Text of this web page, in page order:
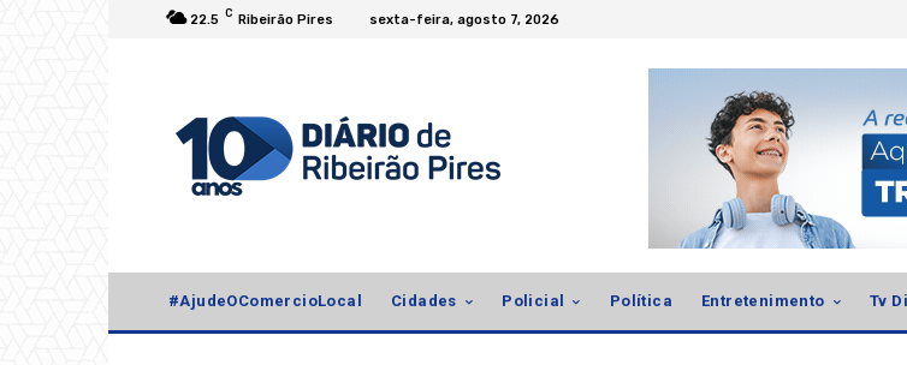
22.5 C Ribeirão Pires sexta-feira, agosto 7, 2026
#AjudeOComercioLocal Cidades Policial Política Entretenimento Tv